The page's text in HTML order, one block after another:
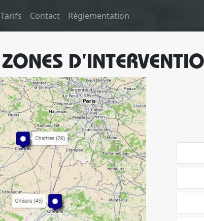
Tarifs Contact Réglementation
ZONES